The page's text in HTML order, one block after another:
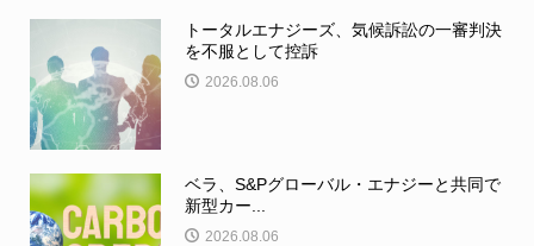
トータルエナジーズ、気候訴訟の一審判決
を不服として控訴
2026.08.06
ベラ、S&Pグローバル・エナジーと共同で
新型カー...
2026.08.06